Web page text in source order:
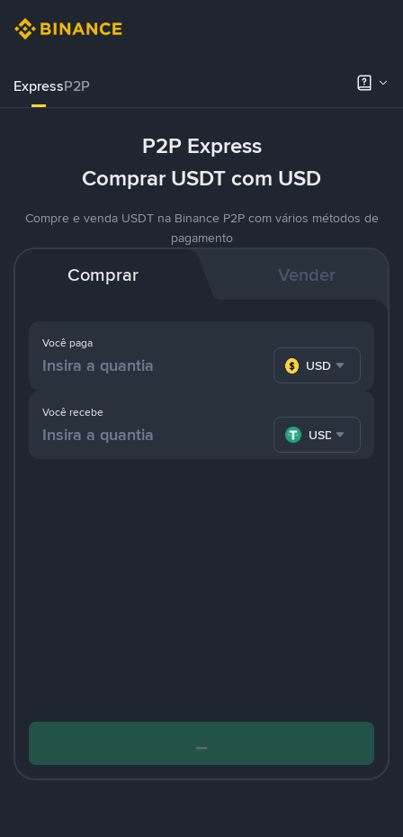
ExpressP2P
P2P Express
Comprar USDT com USD
Compre e venda USDT na Binance P2P com vários métodos de
pagamento
Comprar Vender
Você paga
USD
Você recebe
USDT